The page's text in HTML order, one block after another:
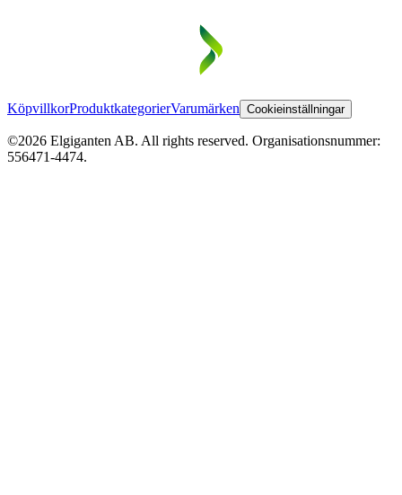
KöpvillkorProduktkategorierVarumärken Cookieinställningar
©2026 Elgiganten AB. All rights reserved. Organisationsnummer:
556471-4474.